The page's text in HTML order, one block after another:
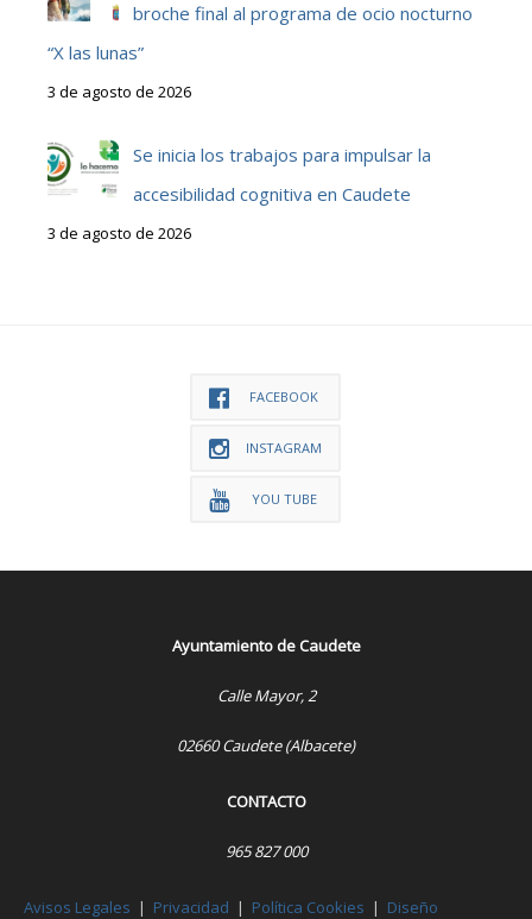
broche final al programa de ocio nocturno
“X las lunas”
3 de agosto de 2026
Se inicia los trabajos para impulsar la
accesibilidad cognitiva en Caudete
3 de agosto de 2026
FACEBOOK
INSTAGRAM
YOU TUBE
Ayuntamiento de Caudete
Calle Mayor, 2
02660 Caudete (Albacete)
CONTACTO
965 827 000
Avisos Legales | Privacidad | Política Cookies | Diseño